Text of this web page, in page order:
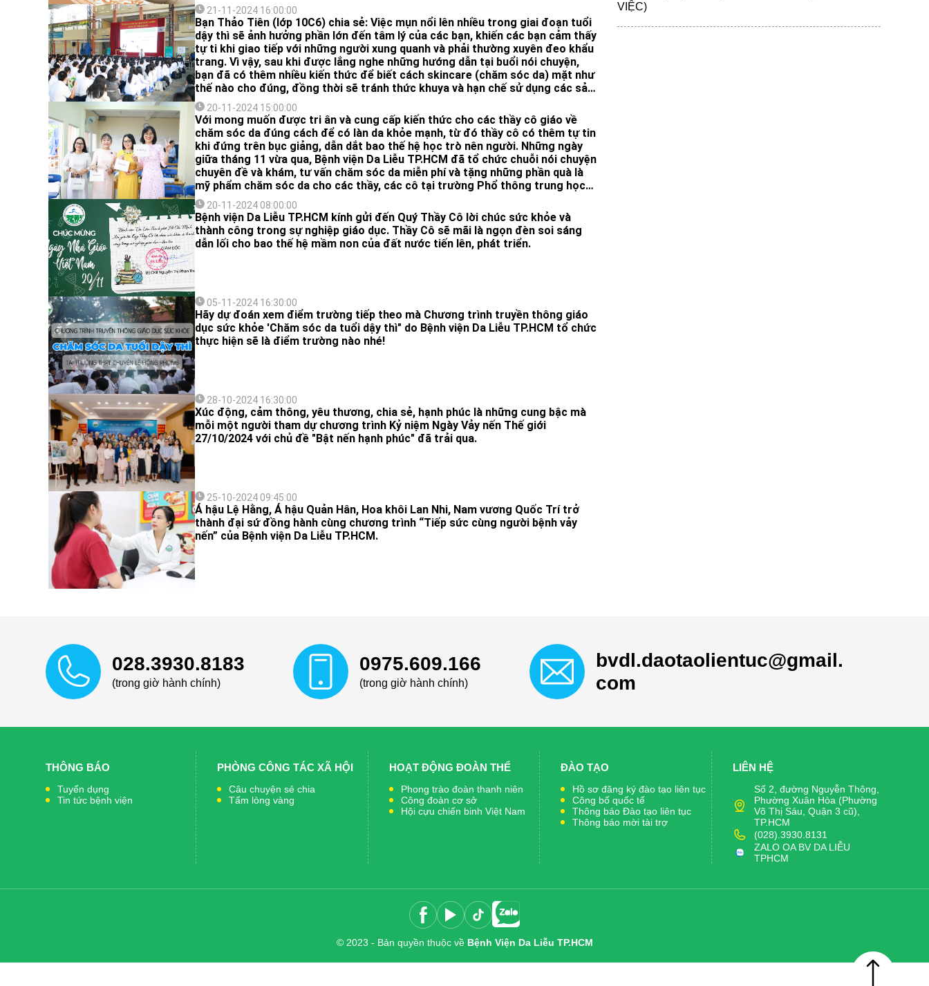
21-11-2024 16:00:00
Bạn Thảo Tiên (lớp 10C6) chia sẻ: Việc mụn nổi lên nhiều trong giai đoạn tuổi
dậy thì sẽ ảnh hưởng phần lớn đến tâm lý của các bạn, khiến các bạn cảm thấy
tự ti khi giao tiếp với những người xung quanh và phải thường xuyên đeo khẩu
trang. Vì vậy, sau khi được lắng nghe những hướng dẫn tại buổi nói chuyện,
bạn đã có thêm nhiều kiến thức để biết cách skincare (chăm sóc da) mặt như
thế nào cho đúng, đồng thời sẽ tránh thức khuya và hạn chế sử dụng các sản
phẩm ngọt.
20-11-2024 15:00:00
Với mong muốn được tri ân và cung cấp kiến thức cho các thầy cô giáo về
chăm sóc da đúng cách để có làn da khỏe mạnh, từ đó thầy cô có thêm tự tin
khi đứng trên bục giảng, dẫn dắt bao thế hệ học trò nên người. Những ngày
giữa tháng 11 vừa qua, Bệnh viện Da Liễu TP.HCM đã tổ chức chuỗi nói chuyện
chuyên đề và khám, tư vấn chăm sóc da miễn phí và tặng những phần quà là
mỹ phẩm chăm sóc da cho các thầy, các cô tại trường Phổ thông trung học
Phan Đăng Lưu và trường tiểu học Nguyễn Đình Chiểu.
20-11-2024 08:00:00
Bệnh viện Da Liễu TP.HCM kính gửi đến Quý Thầy Cô lời chúc sức khỏe và
thành công trong sự nghiệp giáo dục. Thầy Cô sẽ mãi là ngọn đèn soi sáng
dẫn lối cho bao thế hệ mầm non của đất nước tiến lên, phát triển.
05-11-2024 16:30:00
Hãy dự đoán xem điểm trường tiếp theo mà Chương trình truyền thông giáo
dục sức khỏe 'Chăm sóc da tuổi dậy thì" do Bệnh viện Da Liễu TP.HCM tổ chức
thực hiện sẽ là điểm trường nào nhé!
28-10-2024 16:30:00
Xúc động, cảm thông, yêu thương, chia sẻ, hạnh phúc là những cung bậc mà
mỗi một người tham dự chương trình Kỷ niệm Ngày Vảy nến Thế giới
27/10/2024 với chủ đề "Bật nến hạnh phúc" đã trải qua.
25-10-2024 09:45:00
Á hậu Lệ Hằng, Á hậu Quản Hân, Hoa khôi Lan Nhi, Nam vương Quốc Trí trở
thành đại sứ đồng hành cùng chương trình “Tiếp sức cùng người bệnh vảy
nến” của Bệnh viện Da Liễu TP.HCM.
VIỆC)
028.3930.8183
(trong giờ hành chính)
0975.609.166
(trong giờ hành chính)
bvdl.daotaolientuc@gmail.
com
THÔNG BÁO
Tuyển dụng
Tin tức bệnh viện
PHÒNG CÔNG TÁC XÃ HỘI
Câu chuyện sẻ chia
Tấm lòng vàng
HOẠT ĐỘNG ĐOÀN THỂ
Phong trào đoàn thanh niên
Công đoàn cơ sở
Hội cựu chiến binh Việt Nam
ĐÀO TẠO
Hồ sơ đăng ký đào tạo liên tục
Công bố quốc tế
Thông báo Đào tạo liên tục
Thông báo mời tài trợ
LIÊN HỆ
Số 2, đường Nguyễn Thông,
Phường Xuân Hòa (Phường
Võ Thị Sáu, Quận 3 cũ),
TP.HCM
(028).3930.8131
ZALO OA BV DA LIỄU
TPHCM
© 2023 - Bản quyền thuộc về Bệnh Viện Da Liễu TP.HCM